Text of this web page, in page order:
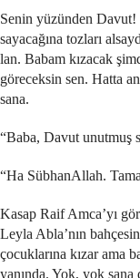
Senin yüzünden
sayacağına tozları
lan. Babam kızacak
göreceksin sen. Hatta
sana.
“Baba, Davut unutmuş
“Ha SübhanAllah.
Kasap Raif Amca’yı
Leyla Abla’nın
çocuklarına kızar ama
yanında. Yok, yok sana